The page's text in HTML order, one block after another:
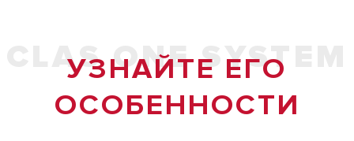
CLAS ONE SYSTEM
УЗНАЙТЕ ЕГО
ОСОБЕННОСТИ